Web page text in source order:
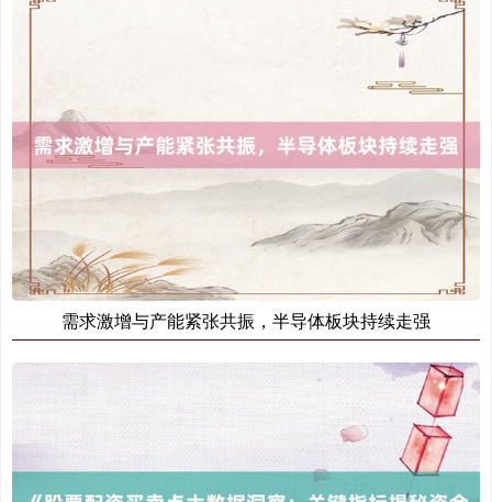
需求激增与产能紧张共振，半导体板块持续走强